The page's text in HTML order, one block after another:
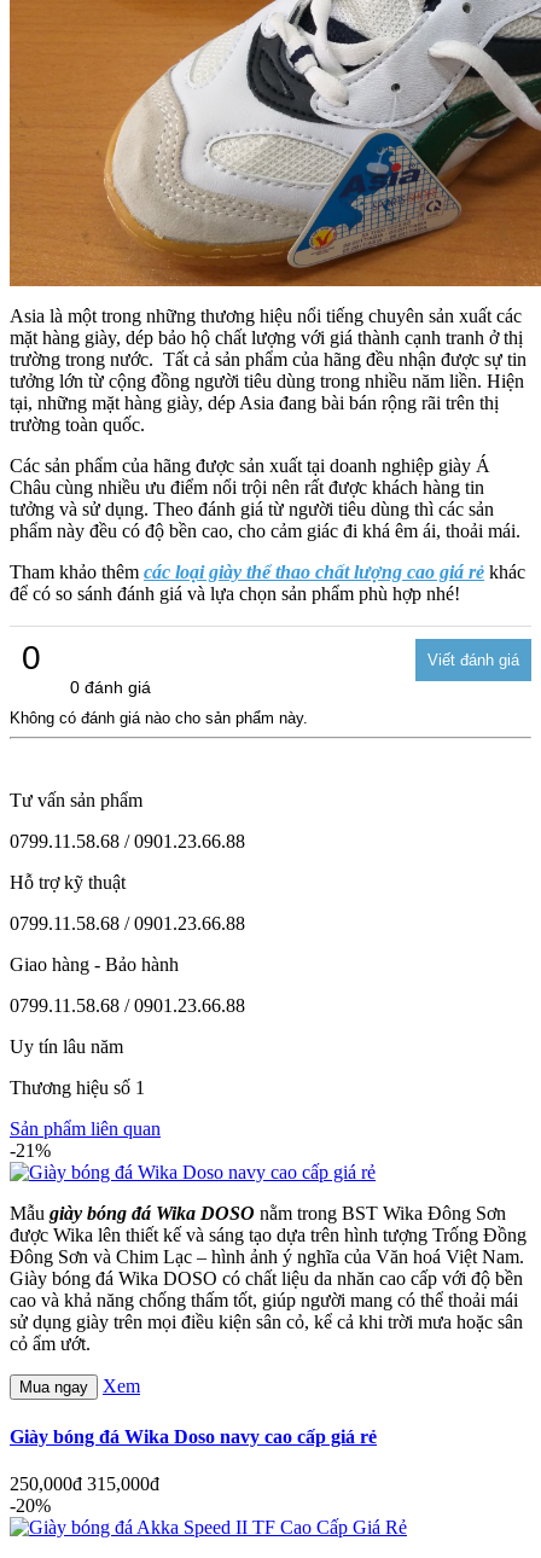
Asia là một trong những thương hiệu nổi tiếng chuyên sản xuất các
mặt hàng giày, dép bảo hộ chất lượng với giá thành cạnh tranh ở thị
trường trong nước. Tất cả sản phẩm của hãng đều nhận được sự tin
tưởng lớn từ cộng đồng người tiêu dùng trong nhiều năm liền. Hiện
tại, những mặt hàng giày, dép Asia đang bài bán rộng rãi trên thị
trường toàn quốc.
Các sản phẩm của hãng được sản xuất tại doanh nghiệp giày Á
Châu cùng nhiều ưu điểm nổi trội nên rất được khách hàng tin
tưởng và sử dụng. Theo đánh giá từ người tiêu dùng thì các sản
phẩm này đều có độ bền cao, cho cảm giác đi khá êm ái, thoải mái.
Tham khảo thêm các loại giày thể thao chất lượng cao giá rẻ khác
để có so sánh đánh giá và lựa chọn sản phẩm phù hợp nhé!
0
0 đánh giá
Không có đánh giá nào cho sản phẩm này.
Tư vấn sản phẩm
0799.11.58.68 / 0901.23.66.88
Hỗ trợ kỹ thuật
0799.11.58.68 / 0901.23.66.88
Giao hàng - Bảo hành
0799.11.58.68 / 0901.23.66.88
Uy tín lâu năm
Thương hiệu số 1
Sản phẩm liên quan
-21%
Mẫu giày bóng đá Wika DOSO nằm trong BST Wika Đông Sơn
được Wika lên thiết kế và sáng tạo dựa trên hình tượng Trống Đồng
Đông Sơn và Chim Lạc – hình ảnh ý nghĩa của Văn hoá Việt Nam.
Giày bóng đá Wika DOSO có chất liệu da nhăn cao cấp với độ bền
cao và khả năng chống thấm tốt, giúp người mang có thể thoải mái
sử dụng giày trên mọi điều kiện sân cỏ, kể cả khi trời mưa hoặc sân
cỏ ẩm ướt.
Mua ngay Xem
Giày bóng đá Wika Doso navy cao cấp giá rẻ
250,000đ 315,000đ
-20%